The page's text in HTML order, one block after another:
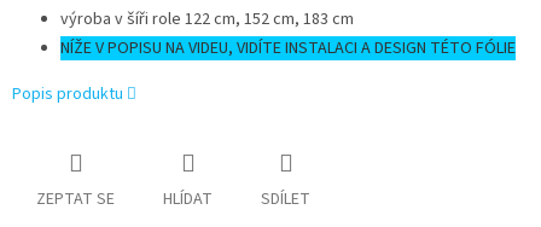
výroba v šíři role 122 cm, 152 cm, 183 cm
NÍŽE V POPISU NA VIDEU, VIDÍTE INSTALACI A DESIGN TÉTO FÓLIE
Popis produktu
ZEPTAT SE HLÍDAT SDÍLET